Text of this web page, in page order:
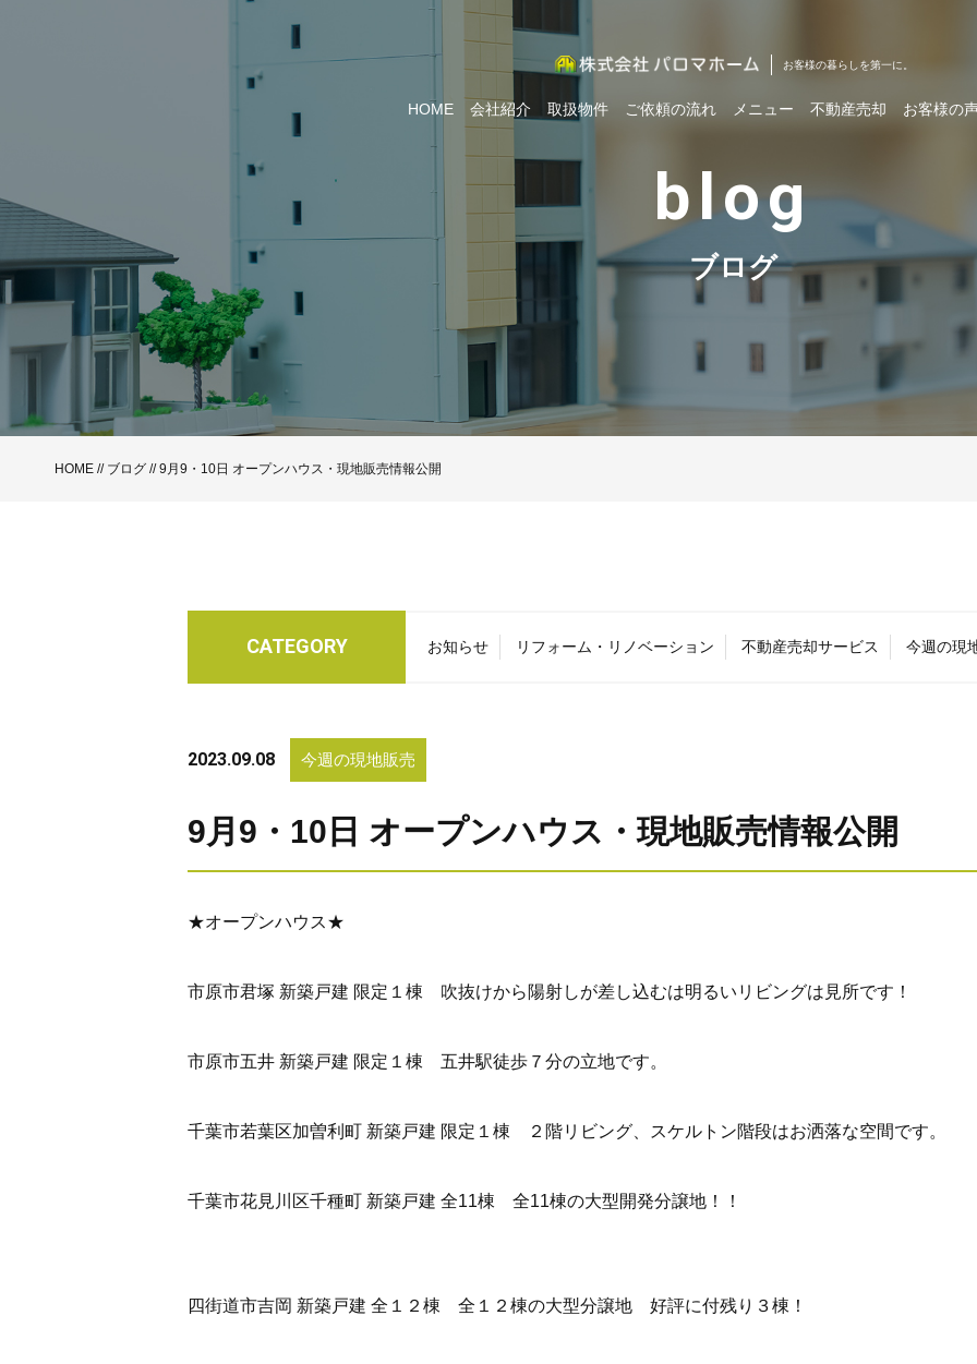
お客様の暮らしを第一に。
HOME 会社紹介 取扱物件 ご依頼の流れ メニュー 不動産売却 お客様の
blog
ブログ
HOME // ブログ // 9月9・10日 オープンハウス・現地販売情報公開
CATEGORY お知らせ リフォーム・リノベーション 不動産売却サービス 今週の現
2023.09.08 今週の現地販売
9月9・10日 オープンハウス・現地販売情報公開
★オープンハウス★
市原市君塚 新築戸建 限定１棟 吹抜けから陽射しが差し込むは明るいリビングは見所です！
市原市五井 新築戸建 限定１棟 五井駅徒歩７分の立地です。
千葉市若葉区加曽利町 新築戸建 限定１棟 ２階リビング、スケルトン階段はお洒落な空間です。
千葉市花見川区千種町 新築戸建 全11棟 全11棟の大型開発分譲地！！
四街道市吉岡 新築戸建 全１２棟 全１２棟の大型分譲地 好評に付残り３棟！